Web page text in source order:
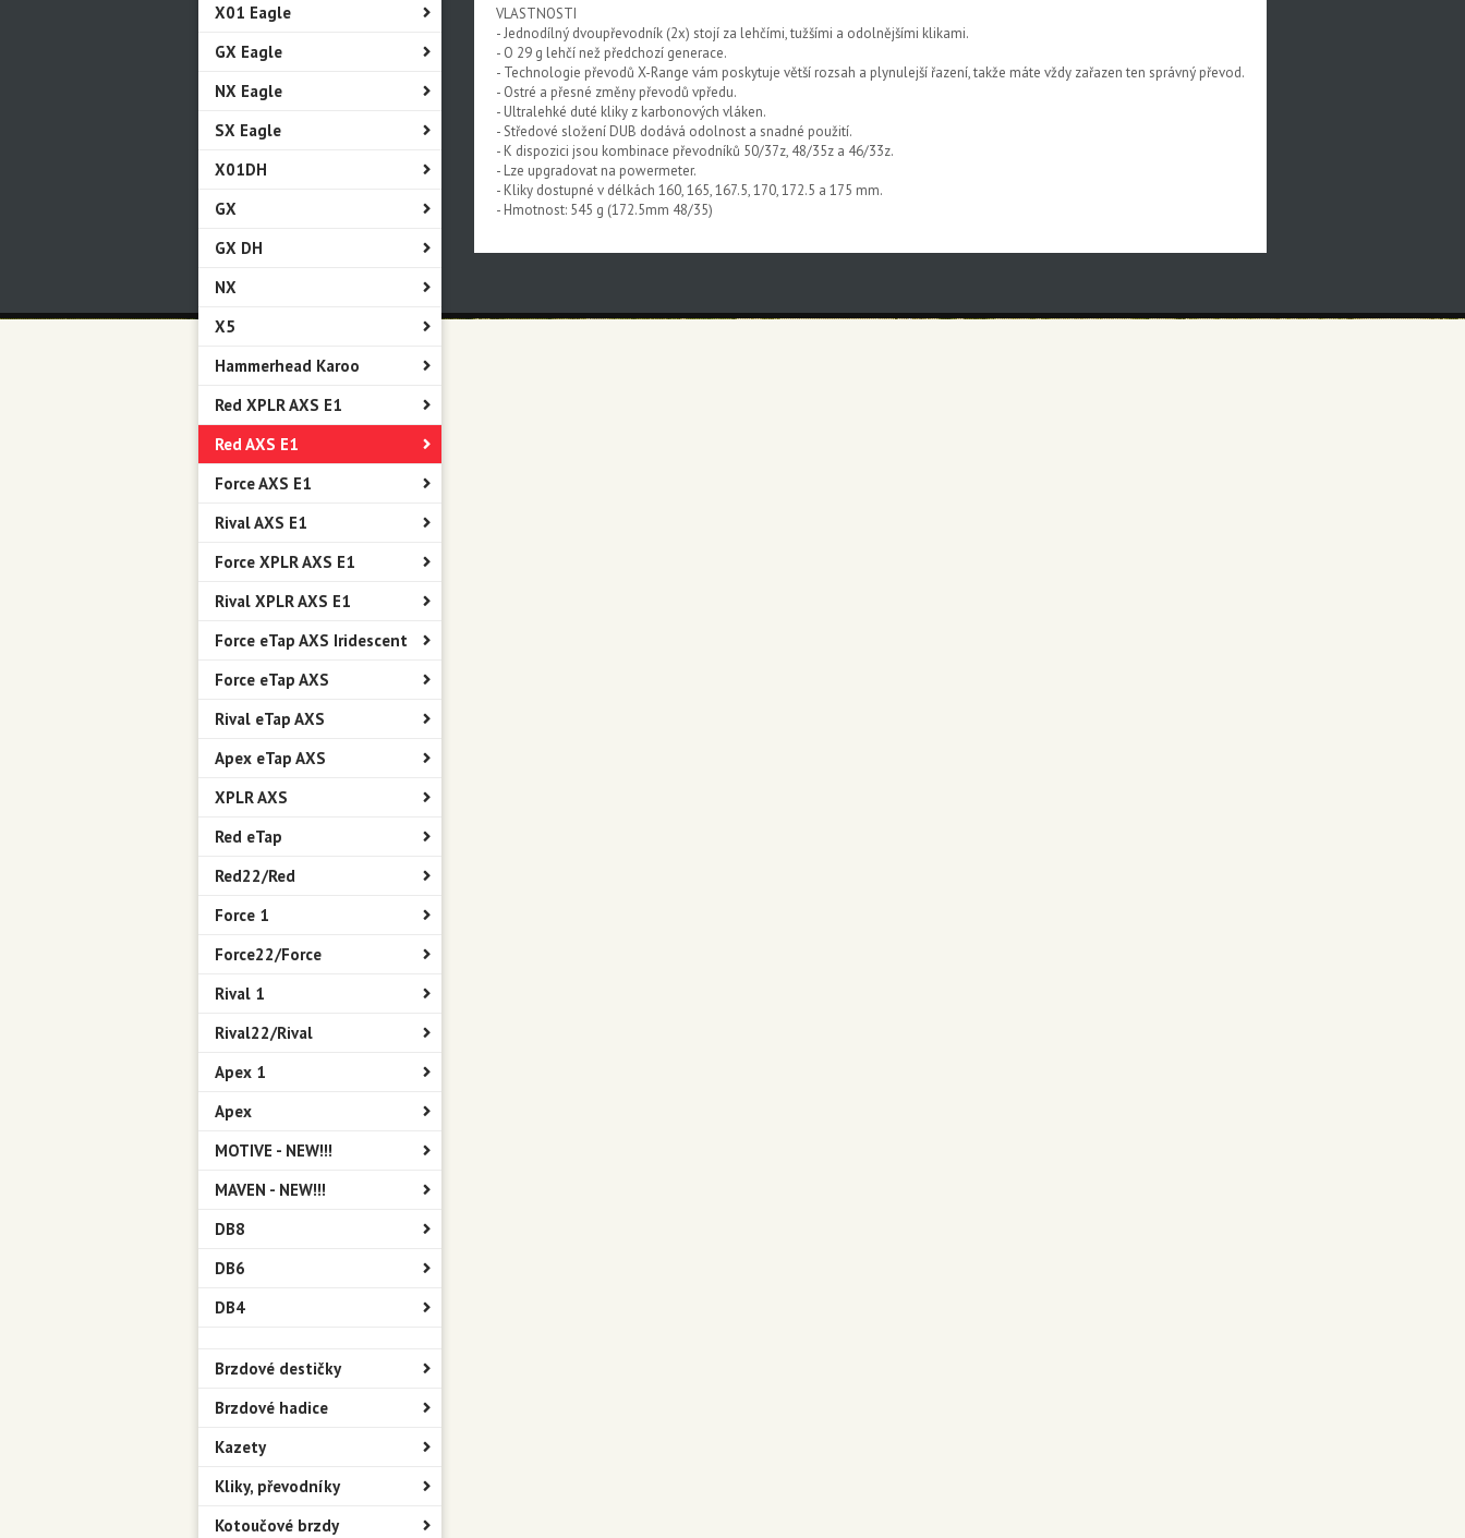
X01 Eagle
GX Eagle
NX Eagle
SX Eagle
X01DH
GX
GX DH
NX
X5
Hammerhead Karoo
Red XPLR AXS E1
Red AXS E1
Force AXS E1
Rival AXS E1
Force XPLR AXS E1
Rival XPLR AXS E1
Force eTap AXS Iridescent
Force eTap AXS
Rival eTap AXS
Apex eTap AXS
XPLR AXS
Red eTap
Red22/Red
Force 1
Force22/Force
Rival 1
Rival22/Rival
Apex 1
Apex
MOTIVE - NEW!!!
MAVEN - NEW!!!
DB8
DB6
DB4
Brzdové destičky
Brzdové hadice
Kazety
Kliky, převodníky
Kotoučové brzdy
VLASTNOSTI
- Jednodílný dvoupřevodník (2x) stojí za lehčími, tužšími a odolnějšími klikami.
- O 29 g lehčí než předchozí generace.
- Technologie převodů X-Range vám poskytuje větší rozsah a plynulejší řazení, takže máte vždy zařazen ten správný převod.
- Ostré a přesné změny převodů vpředu.
- Ultralehké duté kliky z karbonových vláken.
- Středové složení DUB dodává odolnost a snadné použití.
- K dispozici jsou kombinace převodníků 50/37z, 48/35z a 46/33z.
- Lze upgradovat na powermeter.
- Kliky dostupné v délkách 160, 165, 167.5, 170, 172.5 a 175 mm.
- Hmotnost: 545 g (172.5mm 48/35)